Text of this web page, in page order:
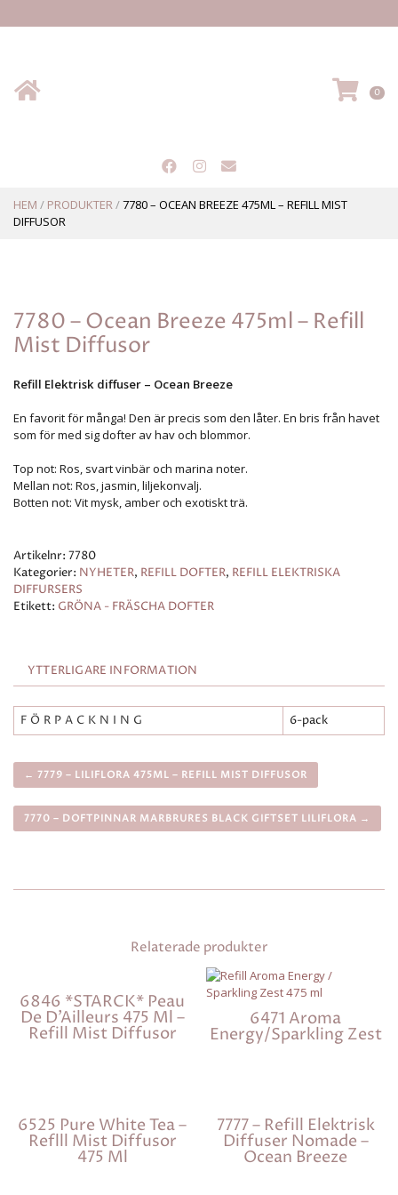
0
HEM / PRODUKTER/7780 – OCEAN BREEZE 475ML – REFILL MIST
DIFFUSOR
7780 – Ocean Breeze 475ml – Refill
Mist Diffusor
Refill Elektrisk diffuser – Ocean Breeze
En favorit för många! Den är precis som den låter. En bris från havet
som för med sig dofter av hav och blommor.
Top not: Ros, svart vinbär och marina noter.
Mellan not: Ros, jasmin, liljekonvalj.
Botten not: Vit mysk, amber och exotiskt trä.
Artikelnr: 7780
Kategorier: NYHETER, REFILL DOFTER, REFILL ELEKTRISKA
DIFFURSERS
Etikett: GRÖNA - FRÄSCHA DOFTER
YTTERLIGARE INFORMATION
FÖRPACKNING 6-pack
← 7779 – LILIFLORA 475ML – REFILL MIST DIFFUSOR
7770 – DOFTPINNAR MARBRURES BLACK GIFTSET LILIFLORA →
Relaterade produkter
6846 *STARCK* Peau
De D’Ailleurs 475 Ml –
Refill Mist Diffusor
6471 Aroma
Energy/Sparkling Zest
6525 Pure White Tea –
Reflll Mist Diffusor
475 Ml
7777 – Refill Elektrisk
Diffuser Nomade –
Ocean Breeze